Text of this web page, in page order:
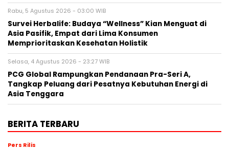
Rabu, 5 Agustus 2026 - 03:00 WIB
Survei Herbalife: Budaya “Wellness” Kian Menguat di
Asia Pasifik, Empat dari Lima Konsumen
Memprioritaskan Kesehatan Holistik
Selasa, 4 Agustus 2026 - 23:27 WIB
PCG Global Rampungkan Pendanaan Pra-Seri A,
Tangkap Peluang dari Pesatnya Kebutuhan Energi di
Asia Tenggara
BERITA TERBARU
Pers Rilis